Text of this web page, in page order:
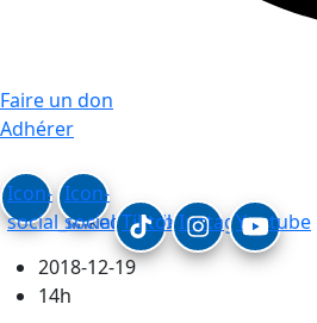
Faire un don
Adhérer
Icon-
social_linkedin
Icon-
social_facebook
TiktokInstagramYoutube
2018-12-19
14h